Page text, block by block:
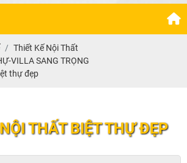
Thiết Kế Nội Thất
VILLA SANG TRỌNG
thự đẹp
THẤT BIỆT THỰ ĐẸP